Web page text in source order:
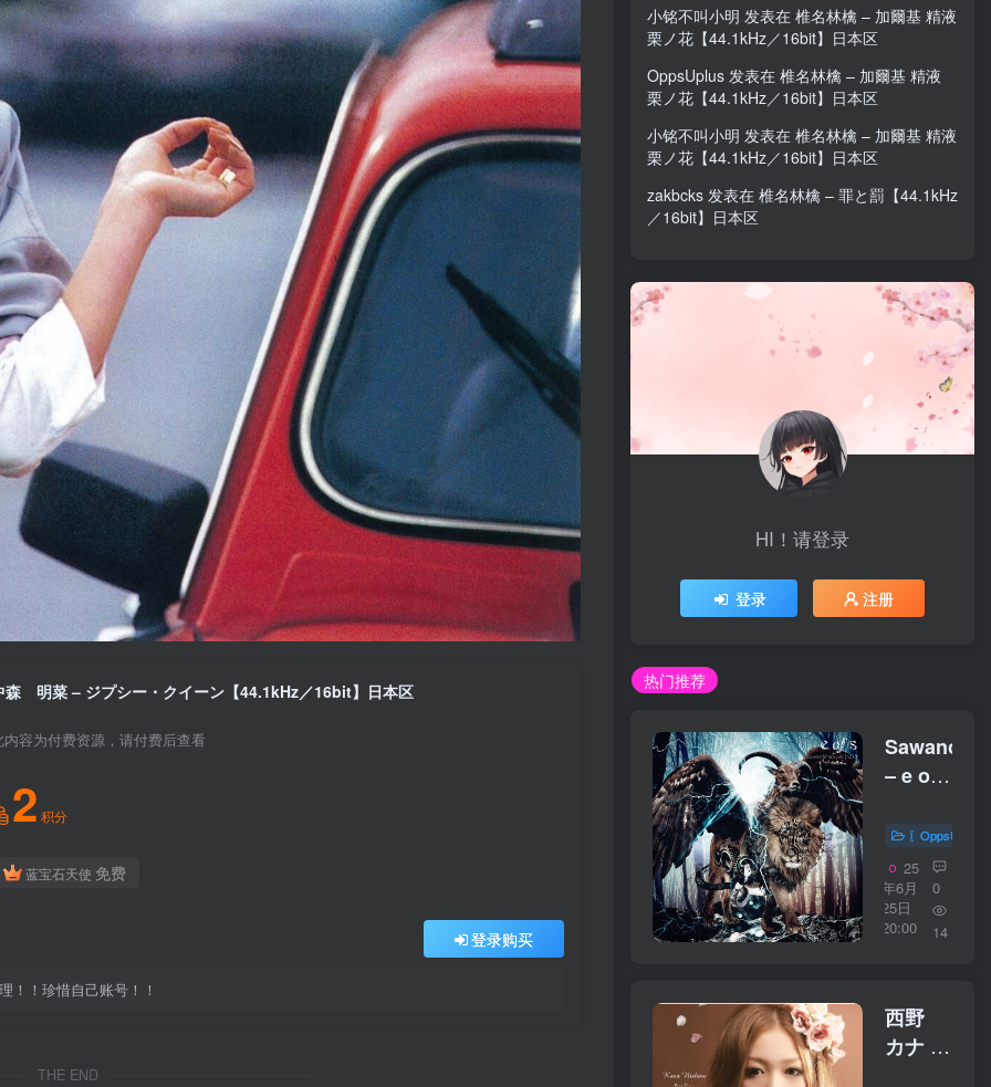
森 明菜 – ジプシー・クイーン【44.1kHz／16bit】日本区
内容为付费资源，请付费后查看
2 积分
蓝宝石天使 免费
登录购买
！！珍惜自己账号！！
THE END
小铭不叫小明 发表在 椎名林檎 – 加爾基 精液
栗ノ花【44.1kHz／16bit】日本区
OppsUplus 发表在 椎名林檎 – 加爾基 精液
栗ノ花【44.1kHz／16bit】日本区
小铭不叫小明 发表在 椎名林檎 – 加爾基 精液
栗ノ花【44.1kHz／16bit】日本区
zakbcks 发表在 椎名林檎 – 罪と罰【44.1kHz
／16bit】日本区
HI！请登录
登录 注册
热门推荐
– e of
EP【96kHz
／
24bit】
日本区
〖OppsUplus
25
年6月
25日
20:00
0
14
西野
カナ –